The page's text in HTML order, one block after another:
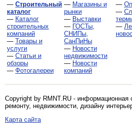
— Строительный
каталог
— Каталог
строительных
компаний
— Товары и
услуги
— Статьи и
обзоры
— Фотогалереи
— Магазины и
рынки
— Выставки
— ГОСТы,
СНИПы,
СанПиНы
— Новости
недвижимости
— Новости
компаний
—
—
—
Copyright by RMNT.RU - информационная
ремонту, недвижимости, дизайну
Карта сайта